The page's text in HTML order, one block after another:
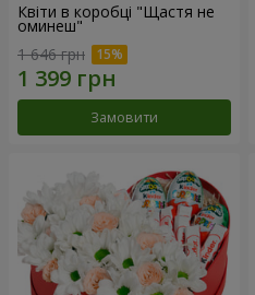
Квіти в коробці "Щастя не
оминеш"
1 646 грн
Замовити